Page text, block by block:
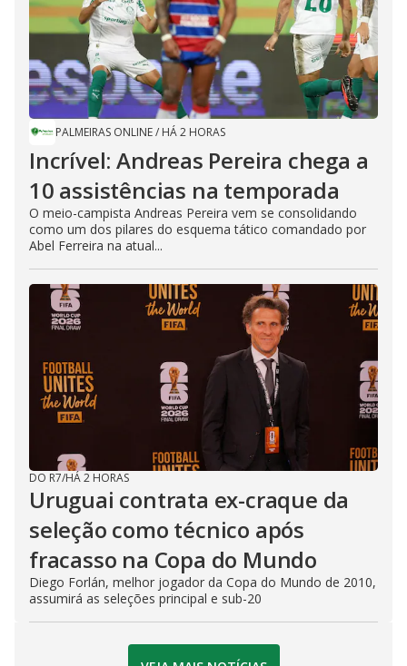
PALMEIRAS ONLINE/ HÁ 2 HORAS
Incrível: Andreas Pereira chega a
10 assistências na temporada
O meio-campista Andreas Pereira vem se consolidando
como um dos pilares do esquema tático comandado por
Abel Ferreira na atual...
DO R7/HÁ 2 HORAS
Uruguai contrata ex-craque da
seleção como técnico após
fracasso na Copa do Mundo
Diego Forlán, melhor jogador da Copa do Mundo de 2010,
assumirá as seleções principal e sub-20